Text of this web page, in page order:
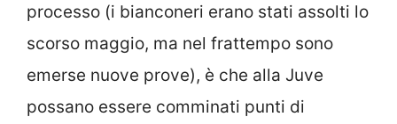
processo (i bianconeri erano stati assolti lo
scorso maggio, ma nel frattempo sono
emerse nuove prove), è che alla Juve
possano essere comminati punti di